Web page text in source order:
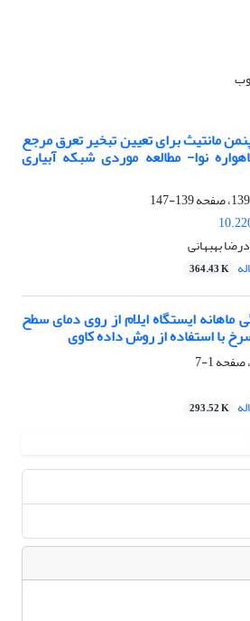
مانتیث برای تعیین تبخیر تعرق مرجع
نوا- مطالعه موردی شبکه آبیاری
139-147
بهبهانی
364.43 K
ماهانه ایستگاه ایلام از روی دمای سطح
با استفاده از روش داده کاوی
1-7
293.52 K